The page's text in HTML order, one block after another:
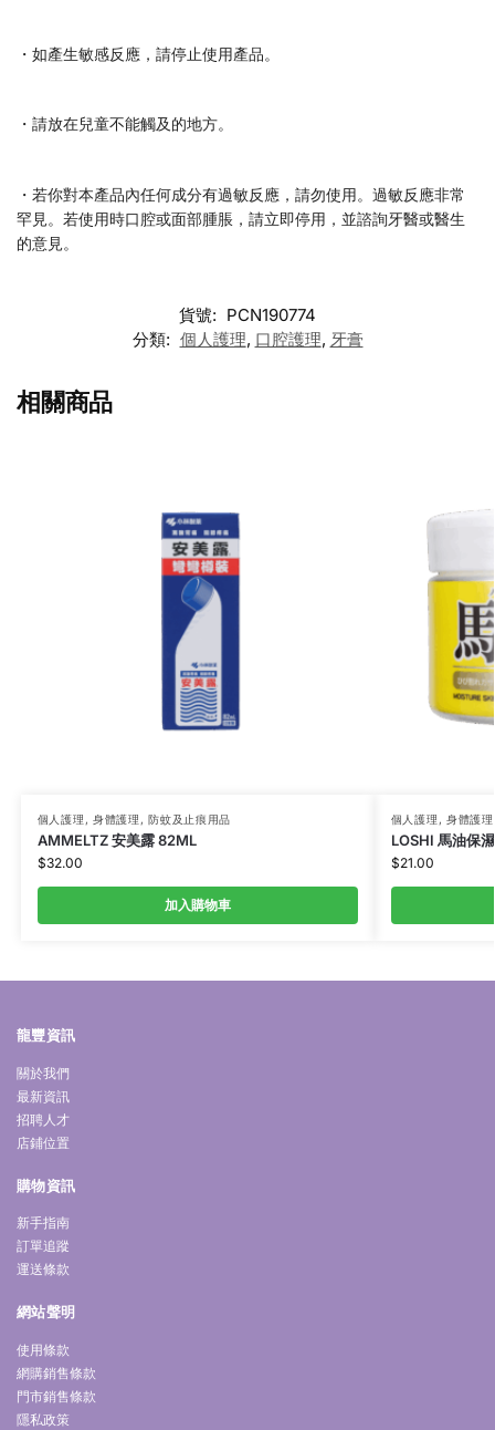
・如產生敏感反應，請停止使用產品。
・請放在兒童不能觸及的地方。
・若你對本產品內任何成分有過敏反應，請勿使用。過敏反應非常
罕見。若使用時口腔或面部腫脹，請立即停用，並諮詢牙醫或醫生
的意見。
貨號: PCN190774
分類: 個人護理, 口腔護理, 牙膏
相關商品
個人護理 , 身體護理 ,防蚊及止痕用品
AMMELTZ 安美露 82ML
$32.00
加入購物車
個人護理 , 身體護理
LOSHI 馬油保
$21.00
龍豐資訊
關於我們
最新資訊
招聘人才
店鋪位置
購物資訊
新手指南
訂單追蹤
運送條款
網站聲明
使用條款
網購銷售條款
門市銷售條款
隱私政策